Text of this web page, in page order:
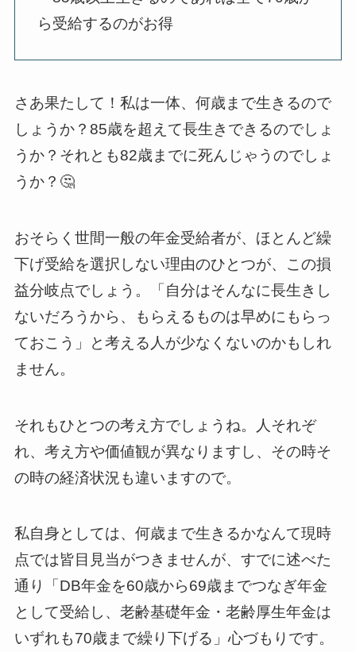
ら受給するのがお得
さあ果たして！私は一体、何歳まで生きるので
しょうか？85歳を超えて長生きできるのでしょ
うか？それとも82歳までに死んじゃうのでしょ
うか？🤔
おそらく世間一般の年金受給者が、ほとんど繰
下げ受給を選択しない理由のひとつが、この損
益分岐点でしょう。「自分はそんなに長生きし
ないだろうから、もらえるものは早めにもらっ
ておこう」と考える人が少なくないのかもしれ
ません。
それもひとつの考え方でしょうね。人それぞ
れ、考え方や価値観が異なりますし、その時そ
の時の経済状況も違いますので。
私自身としては、何歳まで生きるかなんて現時
点では皆目見当がつきませんが、すでに述べた
通り「DB年金を60歳から69歳までつなぎ年金
として受給し、老齢基礎年金・老齢厚生年金は
いずれも70歳まで繰り下げる」心づもりです。